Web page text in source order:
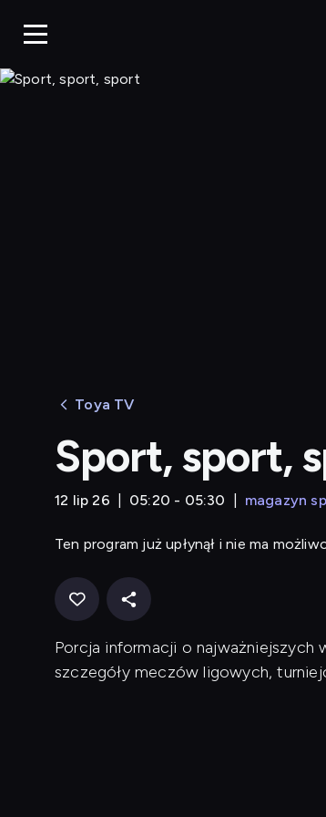
Toya TV
Sport, sport,
12 lip 26 05:20 - 05:30 magazyn
Ten program już upłynął i nie ma
Porcja informacji o
szczegóły meczów ligowych,